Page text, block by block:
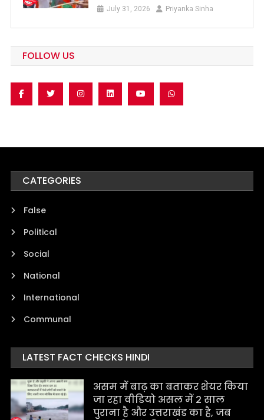
July 31, 2026 Priyanka Sinha
FOLLOW US
CATEGORIES
False
Political
Social
National
International
Communal
LATEST FACT CHECKS HINDI
असम में बाढ़ का बताकर शेयर किया
जा रहा वीडियो असल में 2 साल
पुराना है और उत्तराखंड का है, जब